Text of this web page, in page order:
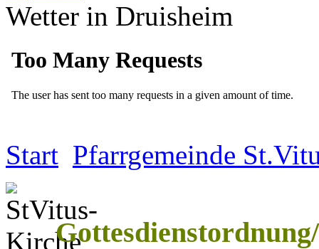
Wetter in Druisheim
Start Pfarrgemeinde